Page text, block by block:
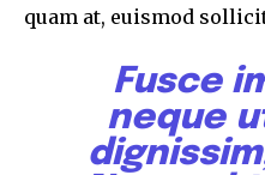
quam at, euismod
Fusce
neque